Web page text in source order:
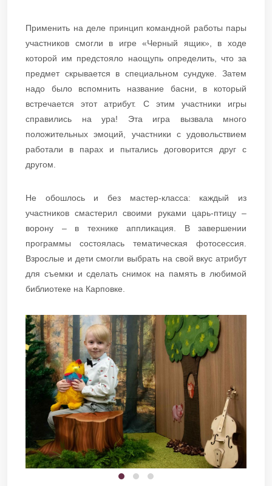
Применить на деле принцип командной работы пары
участников смогли в игре «Черный ящик», в ходе
которой им предстояло наощупь определить, что за
предмет скрывается в специальном сундуке. Затем
надо было вспомнить название басни, в который
встречается этот атрибут. С этим участники игры
справились на ура! Эта игра вызвала много
положительных эмоций, участники с удовольствием
работали в парах и пытались договорится друг с
другом.
Не обошлось и без мастер-класса: каждый из
участников смастерил своими руками царь-птицу –
ворону – в технике аппликация. В завершении
программы состоялась тематическая фотосессия.
Взрослые и дети смогли выбрать на свой вкус атрибут
для съемки и сделать снимок на память в любимой
библиотеке на Карповке.